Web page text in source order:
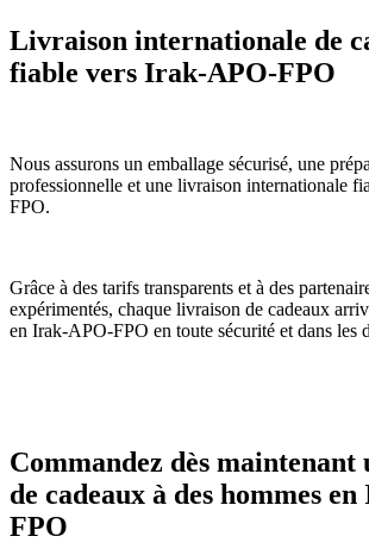
Livraison internationale de
fiable vers Irak-APO-FPO
Nous assurons un emballage sécurisé, une
professionnelle et une livraison internationale
FPO.
Grâce à des tarifs transparents et à des
expérimentés, chaque livraison de cadeaux
en Irak-APO-FPO en toute sécurité et dans les
Commandez dès
de cadeaux à des hommes
FPO